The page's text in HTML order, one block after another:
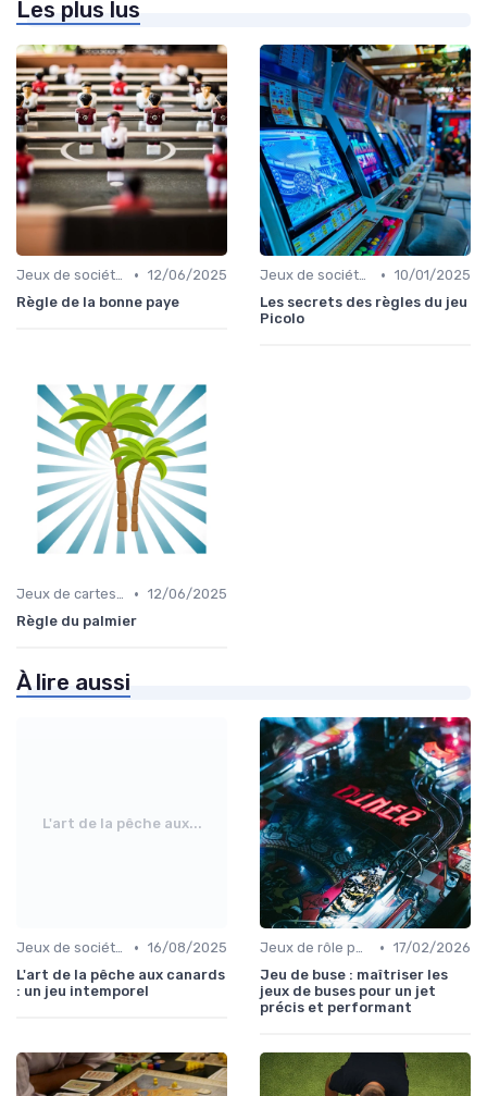
Les plus lus
Jeux de société pour adultes • 12/06/2025
Règle de la bonne paye
Jeux de société d’ambiance pour adultes • 10/01/2025
Les secrets des règles du jeu
Picolo
Jeux de cartes éducatifs • 12/06/2025
Règle du palmier
À lire aussi
L'art de la pêche aux...
Jeux de société d’ambiance pour adultes • 16/08/2025
L'art de la pêche aux canards
: un jeu intemporel
Jeux de rôle pour adultes • 17/02/2026
Jeu de buse : maîtriser les
jeux de buses pour un jet
précis et performant